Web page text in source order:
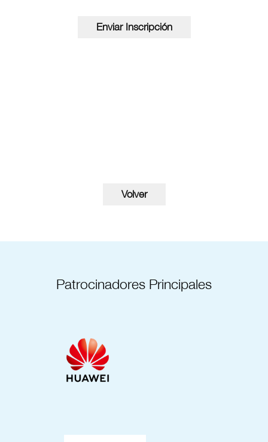
Patrocinadores Principales